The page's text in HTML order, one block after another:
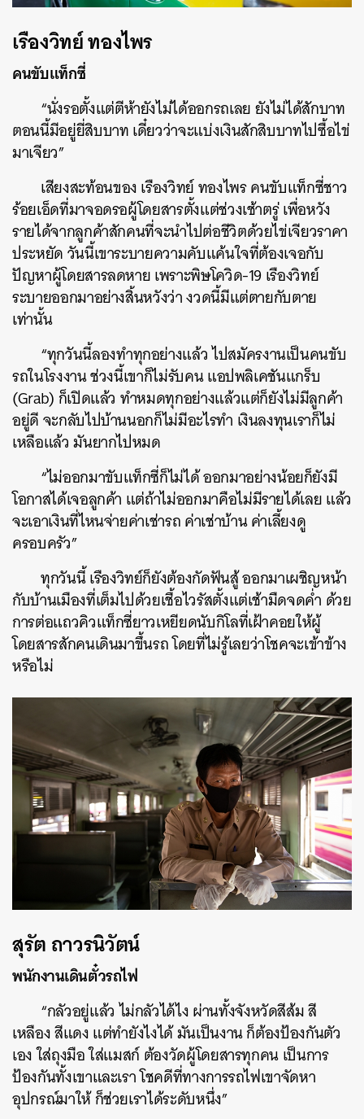
เรืองวิทย์​ ทองไพร
คนขับแท็กซี่
“นั่งรอตั้งแต่ตีห้ายังไม่ได้ออกรถเลย ยังไม่ได้สักบาท
ตอนนี้มีอยู่ยี่สิบบาท เดี๋ยวว่าจะแบ่งเงินสักสิบบาทไปซื้อไข่
มาเจียว”
เสียงสะท้อนของ เรืองวิทย์​ ทองไพร คนขับแท็กซี่ชาว
ร้อยเอ็ดที่มาจอดรอผู้โดยสารตั้งแต่ช่วงเช้าตรู่ เพื่อหวัง
รายได้จากลูกค้าสักคนที่จะนำไปต่อชีวิตด้วยไข่เจียวราคา
ประหยัด วันนี้เขาระบายความคับแค้นใจที่ต้องเจอกับ
ปัญหาผู้โดยสารลดหาย เพราะพิษโควิด-19 เรืองวิทย์
ระบายออกมาอย่างสิ้นหวังว่า งวดนี้มีแต่ตายกับตาย
เท่านั้น
“ทุกวันนี้ลองทำทุกอย่างแล้ว ไปสมัครงานเป็นคนขับ
รถในโรงงาน ช่วงนี้เขาก็ไม่รับคน แอปพลิเคชันแกร็บ
(Grab) ก็เปิดแล้ว ทำหมดทุกอย่างแล้วแต่ก็ยังไม่มีลูกค้า
อยู่ดี จะกลับไปบ้านนอกก็ไม่มีอะไรทำ เงินลงทุนเราก็ไม่
เหลือแล้ว มันยากไปหมด
“ไม่ออกมาขับแท็กซี่ก็ไม่ได้ออกมาอย่างน้อยก็ยังมี
โอกาสได้เจอลูกค้า แต่ถ้าไม่ออกมาคือไม่มีรายได้เลยแล้ว
จะเอาเงินที่ไหนจ่ายค่าเช่ารถค่าเช่าบ้านค่าเลี้ยงดู
ครอบครัว”
ทุกวันนี้เรืองวิทย์ก็ยังต้องกัดฟันสู้ออกมาเผชิญหน้า
กับบ้านเมืองที่เต็มไปด้วยเชื้อไวรัสตั้งแต่เช้ามืดจดค่ำ ด้วย
การต่อแถวคิวแท็กซี่ยาวเหยียดนับกิโลที่เฝ้าคอยให้ผู้
โดยสารสักคนเดินมาขึ้นรถโดยที่ไม่รู้เลยว่าโชคจะเข้าข้าง
หรือไม่
สุรัต ถาวรนิวัตน์
พนักงานเดินตั๋วรถไฟ
“กลัวอยู่แล้ว ไม่กลัวได้ไง ผ่านทั้งจังหวัดสีส้ม สี
เหลือง สีแดง แต่ทำยังไงได้ มันเป็นงาน ก็ต้องป้องกันตัว
เอง ใส่ถุงมือ ใส่แมสก์ ต้องวัดผู้โดยสารทุกคน เป็นการ
ป้องกันทั้งเขาและเรา โชคดีที่ทางการรถไฟเขาจัดหา
อุปกรณ์มาให้ ก็ช่วยเราได้ระดับหนึ่ง”